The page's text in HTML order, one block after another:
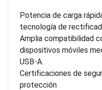
Potencia de carga
tecnología de
Amplia compatibilidad
dispositivos móviles
USB-A.
Certificaciones de
protección